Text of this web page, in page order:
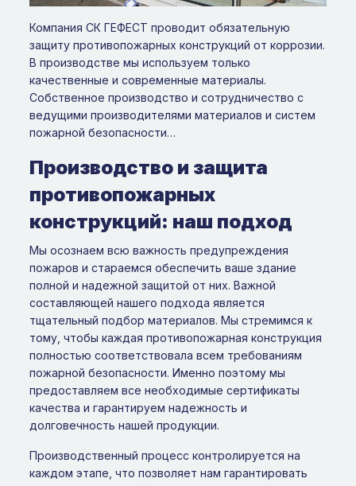
Компания СК ГЕФЕСТ проводит обязательную
защиту противопожарных конструкций от коррозии.
В производстве мы используем только
качественные и современные материалы.
Собственное производство и сотрудничество с
ведущими производителями материалов и систем
пожарной безопасности…
Производство и защита
противопожарных
конструкций: наш подход
Мы осознаем всю важность предупреждения
пожаров и стараемся обеспечить ваше здание
полной и надежной защитой от них. Важной
составляющей нашего подхода является
тщательный подбор материалов. Мы стремимся к
тому, чтобы каждая противопожарная конструкция
полностью соответствовала всем требованиям
пожарной безопасности. Именно поэтому мы
предоставляем все необходимые сертификаты
качества и гарантируем надежность и
долговечность нашей продукции.
Производственный процесс контролируется на
каждом этапе, что позволяет нам гарантировать